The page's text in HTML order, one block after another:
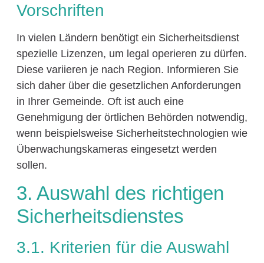
Vorschriften
In vielen Ländern benötigt ein Sicherheitsdienst
spezielle Lizenzen, um legal operieren zu dürfen.
Diese variieren je nach Region. Informieren Sie
sich daher über die gesetzlichen Anforderungen
in Ihrer Gemeinde. Oft ist auch eine
Genehmigung der örtlichen Behörden notwendig,
wenn beispielsweise Sicherheitstechnologien wie
Überwachungskameras eingesetzt werden
sollen.
3. Auswahl des richtigen
Sicherheitsdienstes
3.1. Kriterien für die Auswahl